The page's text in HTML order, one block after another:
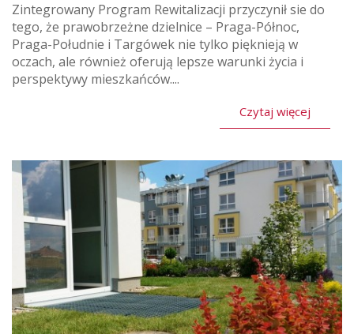
Zintegrowany Program Rewitalizacji przyczynił sie do
tego, że prawobrzeżne dzielnice – Praga-Północ,
Praga-Południe i Targówek nie tylko pięknieją w
oczach, ale również oferują lepsze warunki życia i
perspektywy mieszkańców....
Czytaj więcej